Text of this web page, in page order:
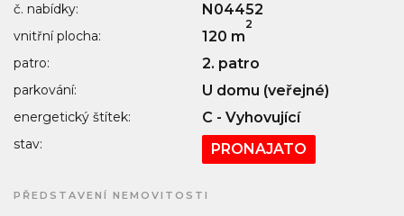
č. nabídky: N04452
vnitřní plocha: 120 m
2
patro: 2. patro
parkování: U domu (veřejné)
energetický štítek: C - Vyhovující
stav: PRONAJATO
PŘEDSTAVENÍ NEMOVITOSTI